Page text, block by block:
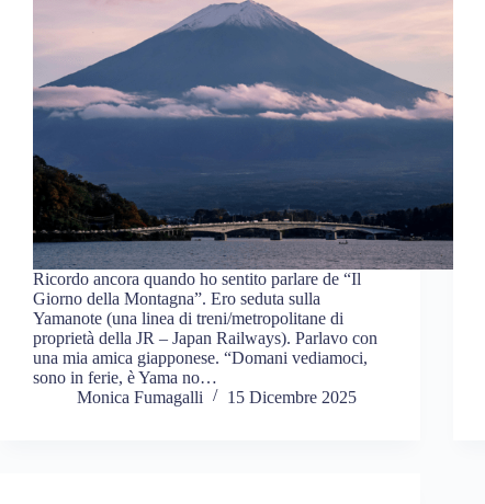
Ricordo ancora quando ho sentito parlare de “Il
Giorno della Montagna”. Ero seduta sulla
Yamanote (una linea di treni/metropolitane di
proprietà della JR – Japan Railways). Parlavo con
una mia amica giapponese. “Domani vediamoci,
sono in ferie, è Yama no…
Monica Fumagalli
15 Dicembre 2025